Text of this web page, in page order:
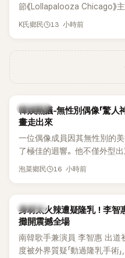
節《Lollapalooza Chicago》
節Headliner（壓軸主秀）的
K氏鄉民 13 小時前
熱議討論
韓娛熱議-無性別偶像「驚人
畫走出來
一位偶像成員因其無性別的
了極佳的迴響。他不僅外型出
泡菜鄉民 16 小時前
K-POP
身材太火辣遭疑隆乳！李智
攤開震撼全場
南韓歌手兼演員 李智惠 出道
度被外界質疑「動過隆乳手術